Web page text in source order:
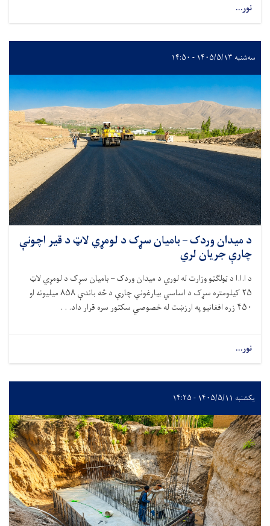
نور...
سه‌شنبه ۱۴۰۵/۵/۱۳ - ۱۴:۵۰
د میدان وردک – بامیان سړک د لومړي لاټ د قیر اچونې
چارې جریان لري
د ا.ا.ا د ټولګټو وزارت له لوري د میدان وردک – بامیان سړک د لومړي لاټ
۲۵کیلومتره سړک د اساسي بیارغونې چارې د څه باندې۸۵۸میلیونه او
۴۵۰ زره افغانیو په ارزښت له خصوصي سکتور سره قرار داد. . .
نور...
یکشنبه ۱۴۰۵/۵/۱۱ - ۱۴:۲۵